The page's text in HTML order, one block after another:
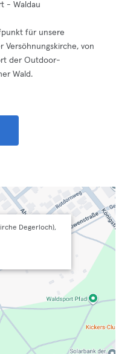
- Waldau
für unsere
Versöhnungskirche, von
der Outdoor-
Wald.
Degerloch),